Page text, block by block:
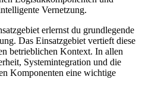
Vernetzung.
erlernst du grundlegende
Das Einsatzgebiet vertieft diese
betrieblichen Kontext. In allen
Systemintegration und die
Komponenten eine wichtige